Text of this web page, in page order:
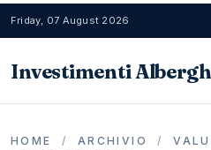
Friday, 07 August 2026
Investimenti
HOME / ARCHIVIO /